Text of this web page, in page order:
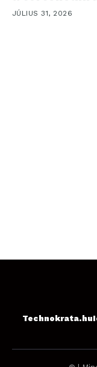
JÚLIUS 31, 2026
Technokrata.hu